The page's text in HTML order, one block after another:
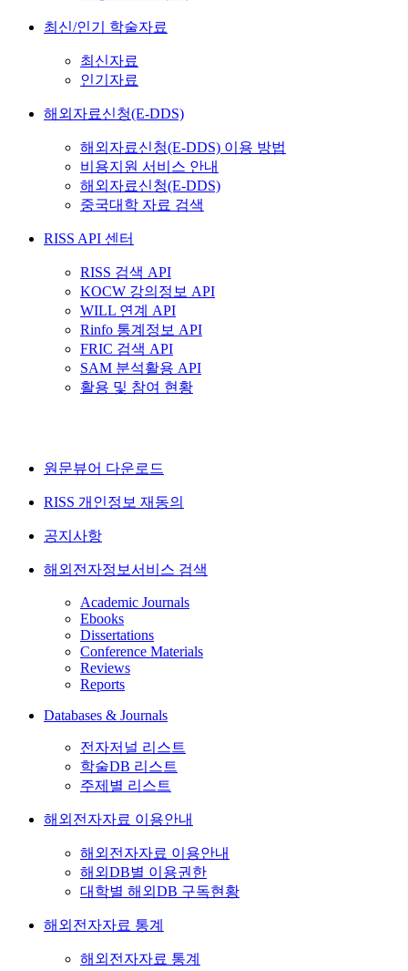
최신/인기 학술자료
최신자료
인기자료
해외자료신청(E-DDS)
해외자료신청(E-DDS) 이용 방법
비용지원 서비스 안내
해외자료신청(E-DDS)
중국대학 자료 검색
RISS API 센터
RISS 검색 API
KOCW 강의정보 API
WILL 연계 API
Rinfo 통계정보 API
FRIC 검색 API
SAM 분석활용 API
활용 및 참여 현황
원문뷰어 다운로드
RISS 개인정보 재동의
공지사항
해외전자정보서비스 검색
Academic Journals
Ebooks
Dissertations
Conference Materials
Reviews
Reports
Databases & Journals
전자저널 리스트
학술DB 리스트
주제별 리스트
해외전자자료 이용안내
해외전자자료 이용안내
해외DB별 이용권한
대학별 해외DB 구독현황
해외전자자료 통계
해외전자자료 통계